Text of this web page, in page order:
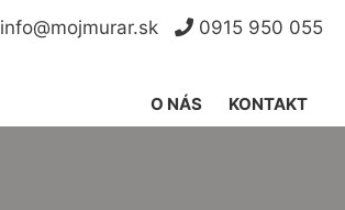
info@mojmurar.sk 0915 950 055
KONTAKT
O NÁS